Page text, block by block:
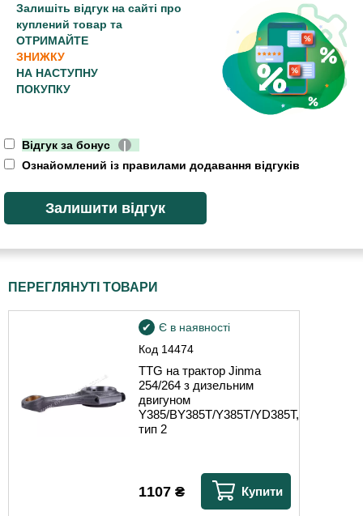
Залишіть відгук на сайті про
куплений товар та
ОТРИМАЙТЕ
ЗНИЖКУ
НА НАСТУПНУ
ПОКУПКУ
Відгук за бонус
|
Ознайомлений із правилами додавання відгуків
ПЕРЕГЛЯНУТІ ТОВАРИ
Код 14474
Є в наявності
TTG на трактор Jinma
254/264 з дизельним
двигуном
Y385/BY385T/Y385T/YD385T,
тип 2
1107 ₴ Купити